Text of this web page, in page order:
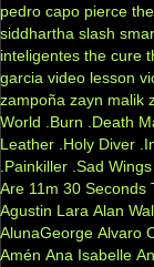
pedro capo pierce
siddhartha slash
inteligentes the cure
garcia video lesson
zampoña zayn malik
World
.Burn .Death
Leather .Holy Diver
.Painkiller .Sad
Are 11m 30 Seconds
Agustin Lara Alan
AlunaGeorge Alvaro
Amén Ana Isabelle